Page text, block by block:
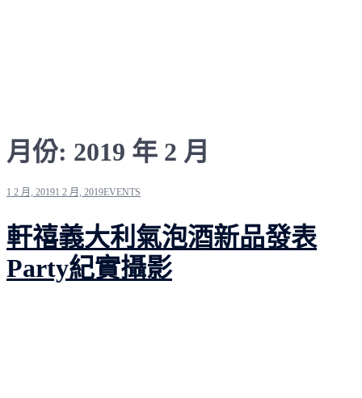
月份: 2019 年 2 月
1 2 月, 20191 2 月, 2019EVENTS
軒禧義大利氣泡酒新品發表
Party紀實攝影